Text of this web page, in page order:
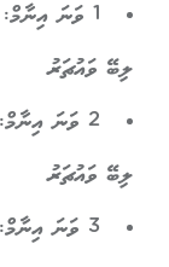
ލިބޭ ވައުޗަރު
ލިބޭ ވައުޗަރު